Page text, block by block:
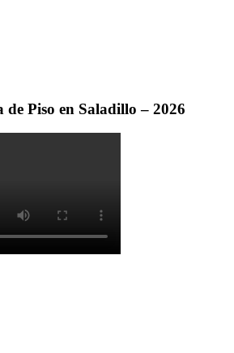
de Piso en Saladillo – 2026